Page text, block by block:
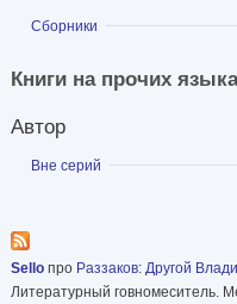
Показать
Сборники
Книги на прочих
Автор
Показать
Вне серий
Sello про Раззаков: Другой
Литературный говномеситель.